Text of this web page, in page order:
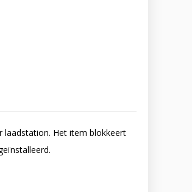
laadstation. Het item blokkeert